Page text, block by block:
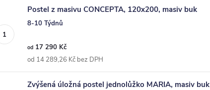
Postel z masivu CONCEPTA, 120x200, masiv buk
8-10 Týdnů
od 17 290 Kč
od 14 289,26 Kč bez DPH
Zvýšená úložná postel jednolůžko MARIA, masiv buk